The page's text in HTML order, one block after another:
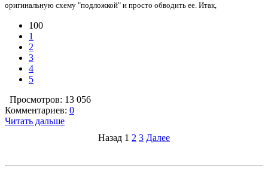
оригинальную схему "подложкой" и просто обводить ее. Итак,
100
1
2
3
4
5
Просмотров: 13 056
Комментариев: 0
Читать дальше
Назад 1 2 3 Далее